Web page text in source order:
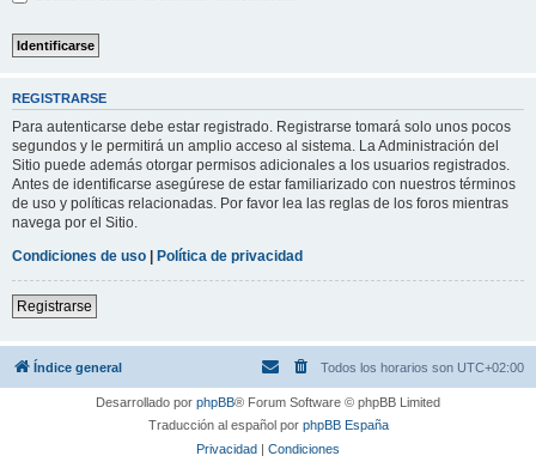
REGISTRARSE
Para autenticarse debe estar registrado. Registrarse tomará solo unos pocos
segundos y le permitirá un amplio acceso al sistema. La Administración del
Sitio puede además otorgar permisos adicionales a los usuarios registrados.
Antes de identificarse asegúrese de estar familiarizado con nuestros términos
de uso y políticas relacionadas. Por favor lea las reglas de los foros mientras
navega por el Sitio.
Condiciones de uso | Política de privacidad
Registrarse
Índice general Todos los horarios son UTC+02:00
Desarrollado por phpBB® Forum Software © phpBB Limited
Traducción al español por phpBB España
Privacidad | Condiciones